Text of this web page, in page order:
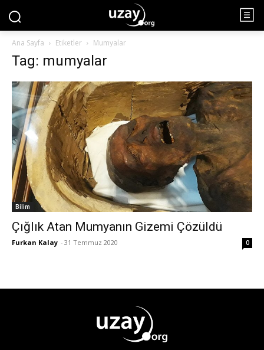
Ana Sayfa Etiketler Mumyalar
Tag: mumyalar
Bilim
Çığlık Atan Mumyanın Gizemi Çözüldü
Furkan Kalay - 31 Temmuz 2020 0